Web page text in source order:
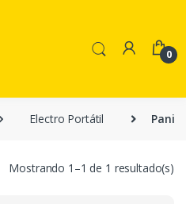
0
Electro Portátil
Mostrando 1–1 de 1 resultado(s)